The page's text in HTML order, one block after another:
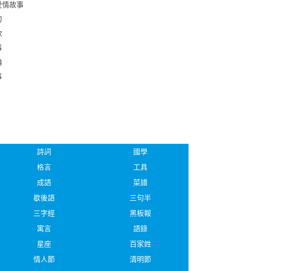
情故事
詩詞
國學
格言
工具
成語
菜譜
歇後語
三句半
三字經
黑板報
寓言
語錄
星座
百家姓
情人節
清明節